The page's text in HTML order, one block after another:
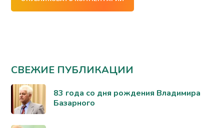
СВЕЖИЕ ПУБЛИКАЦИИ
83 года со дня рождения Владимира
Базарного